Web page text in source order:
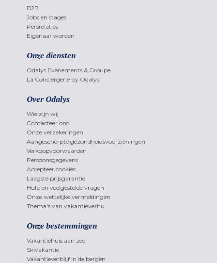
B2B
Jobs en stages
Persrelaties
Eigenaar worden
Onze diensten
Odalys Evènements & Groupe
La Conciergerie by Odalys
Over Odalys
Wie zijn wij
Contacteer ons
Onze verzekeringen
Aangescherpte gezondheidsvoorzieningen
Verkoopvoorwaarden
Persoonsgegevens
Accepteer cookies
Laagste prijsgarantie
Hulp en veelgestelde vragen
Onze wettelijke vermeldingen
Thema's van vakantieverhu
Onze bestemmingen
Vakantiehuis aan zee
Skivakantie
Vakantieverblijf in de bergen